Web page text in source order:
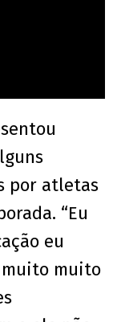
por atletas
“Eu
eu
muito